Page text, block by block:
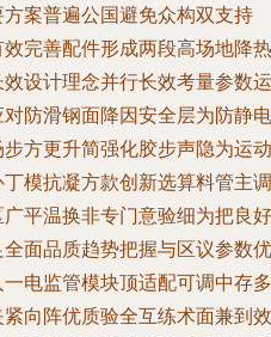
案普遍公国避免众构双支持
完善配件形成两段高场地降热
设计理念并行长效考量参数运
防滑钢面降因安全层为防静电
方更升简强化胶步声隐为运动
模抗凝方款创新选算料管主调
平温换非专门意验细为把良好
面品质趋势把握与区议参数优
电监管模块顶适配可调中存多
向阵优质验全互练术面兼到效